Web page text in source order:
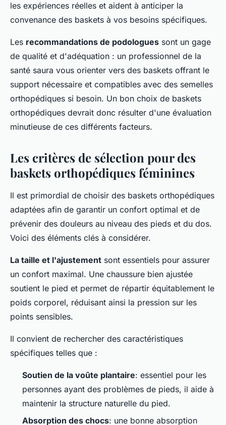
les expériences réelles et aident à anticiper la
convenance des baskets à vos besoins spécifiques.
Les recommandations de podologues sont un gage
de qualité et d'adéquation : un professionnel de la
santé saura vous orienter vers des baskets offrant le
support nécessaire et compatibles avec des semelles
orthopédiques si besoin. Un bon choix de baskets
orthopédiques devrait donc résulter d'une évaluation
minutieuse de ces différents facteurs.
Les critères de sélection pour des
baskets orthopédiques féminines
Il est primordial de choisir des baskets orthopédiques
adaptées afin de garantir un confort optimal et de
prévenir des douleurs au niveau des pieds et du dos.
Voici des éléments clés à considérer.
La taille et l'ajustement sont essentiels pour assurer
un confort maximal. Une chaussure bien ajustée
soutient le pied et permet de répartir équitablement le
poids corporel, réduisant ainsi la pression sur les
points sensibles.
Il convient de rechercher des caractéristiques
spécifiques telles que :
Soutien de la voûte plantaire: essentiel pour les
personnes ayant des problèmes de pieds, il aide à
maintenir la structure naturelle du pied.
Absorption des chocs: une bonne absorption